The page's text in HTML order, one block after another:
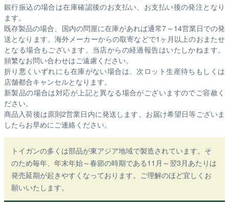
銀行振込の場合は在庫確認後のお支払い、お支払い後の発注となり
ます。
既存製品の場合、国内の問屋に在庫があれば通常7～14営業日での発
送となります。海外メーカーからの取寄などで1ヶ月以上のおまたせ
となる場合もございます。 当店からの経過報告はいたしかねます。
頻繁なお問い合わせはご遠慮ください。
折り悪くいずれにも在庫がない場合は、次ロット生産待ちもしくは
店舗都合キャンセルとなります。
新製品の場合は対応が上記と異なる場合がございますのでご容赦く
ださい。
商品入荷後は原則2営業日内に発送します。お届け希望日等ございま
したらお早めにご連絡ください。
トイガンの多くは部品が東アジア地域で製造されています。そ
のため毎年、年末年始～春節の時期である11月～翌3月あたりは
発売延期が起きやすくなっております。ご理解のほど宜しくお
願いいたします。